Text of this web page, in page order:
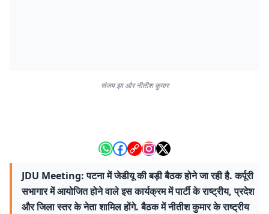
संजय झा और नीतीश कुमार
JDU Meeting: पटना में जेडीयू की बड़ी बैठक होने जा रही है. कर्पूरी
सभागार में आयोजित होने वाले इस कार्यक्रम में पार्टी के राष्ट्रीय, प्रदेश
और जिला स्तर के नेता शामिल होंगे. बैठक में नीतीश कुमार के राष्ट्रीय